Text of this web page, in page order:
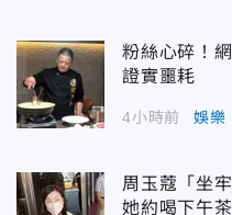
粉絲心碎！
證實噩耗
4小時前 娛樂
周玉蔻「坐
她約喝下午